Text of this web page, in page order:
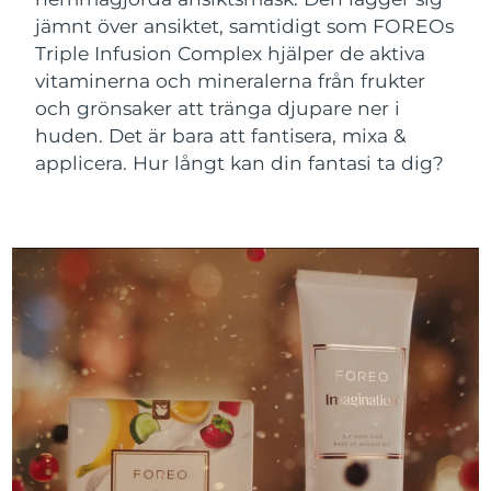
jämnt över ansiktet, samtidigt som FOREOs
Triple Infusion Complex hjälper de aktiva
vitaminerna och mineralerna från frukter
och grönsaker att tränga djupare ner i
huden. Det är bara att fantisera, mixa &
applicera. Hur långt kan din fantasi ta dig?
For healthy hair
18% PAP
Kosmetika Man
Handla allt
FOREO APP
OM FOREO
09/08/2026
Island Förväntad leverans10/08/2026
Indonesien
Förväntad leverans
07/08/2026
Förväntad leverans
Isle of Man Förväntad leverans11/08/2026
Israel Förväntad leverans 13/08/2026
Italien
Förväntad leverans
09/08/2026
Japan Förväntad leverans 12/08/2026
Jersey Förväntad leverans 14/08/2026